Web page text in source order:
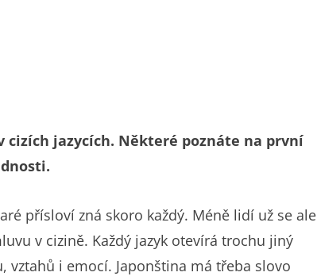
jazycích. Některé poznáte na první
přísloví zná skoro každý. Méně lidí už se ale
v cizině. Každý jazyk otevírá trochu jiný
i emocí. Japonština má třeba slovo